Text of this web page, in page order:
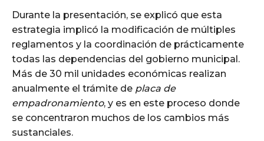
Durante la presentación, se explicó que esta
estrategia implicó la modificación de múltiples
reglamentos y la coordinación de prácticamente
todas las dependencias del gobierno municipal.
Más de 30 mil unidades económicas realizan
anualmente el trámite de placa de
empadronamiento, y es en este proceso donde
se concentraron muchos de los cambios más
sustanciales.